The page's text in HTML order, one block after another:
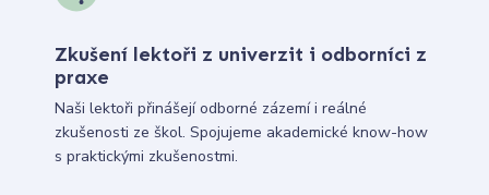
Zkušení lektoři z univerzit i odborníci z
praxe
Naši lektoři přinášejí odborné zázemí i reálné
zkušenosti ze škol. Spojujeme akademické know-how
s praktickými zkušenostmi.